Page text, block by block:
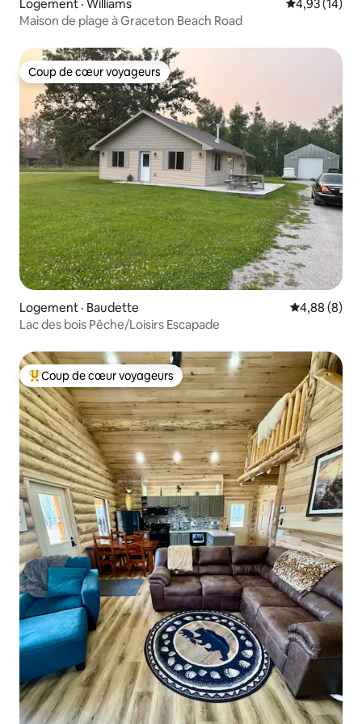
Logement · Williams Note
4,93 (14)
Maison de plage à Graceton Beach Road
Coup de cœur voyageurs
Coup de cœur voyageurs
Logement · Baudette Note
4,88 (8)
Lac des bois Pêche/Loisirs Escapade
Coup de cœur voyageurs parmi les plus aimés
Coup de cœur voyageurs